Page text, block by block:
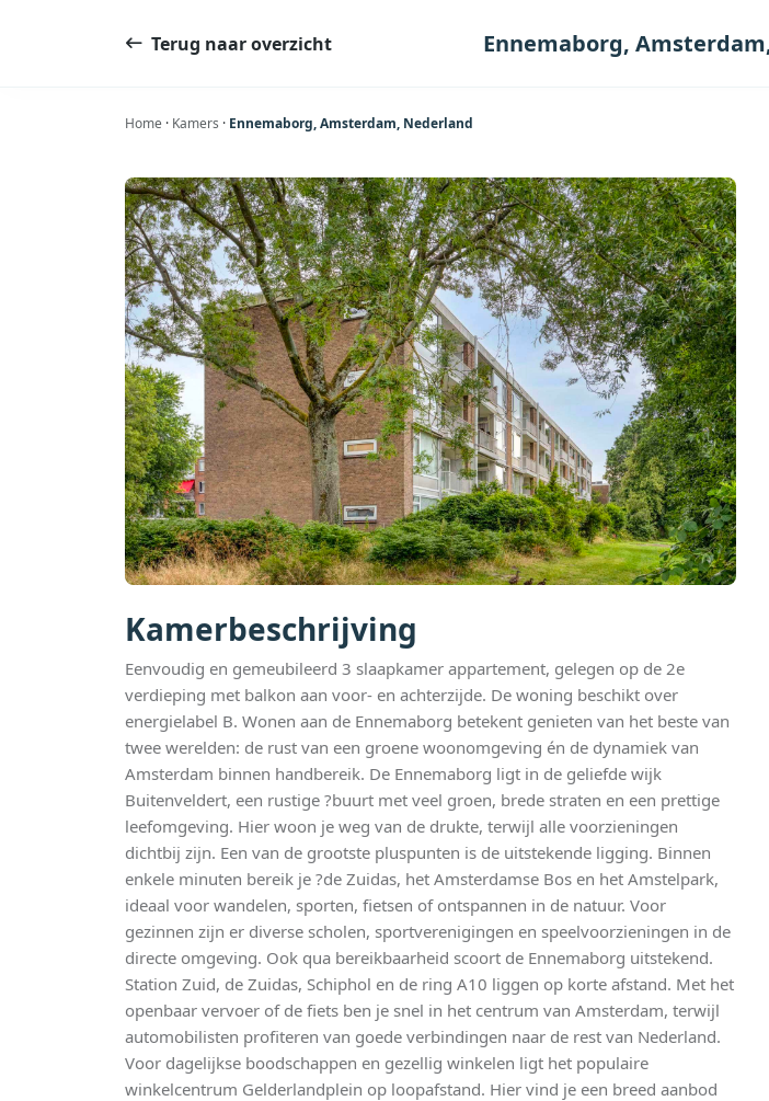
Terug naar overzicht Ennemaborg,
Home · Kamers · Ennemaborg, Amsterdam, Nederland
Kamerbeschrijving
Eenvoudig en gemeubileerd 3 slaapkamer appartement, gelegen op de 2e
verdieping met balkon aan voor- en achterzijde. De woning beschikt over
energielabel B. Wonen aan de Ennemaborg betekent genieten van het beste van
twee werelden: de rust van een groene woonomgeving én de dynamiek van
Amsterdam binnen handbereik. De Ennemaborg ligt in de geliefde wijk
Buitenveldert, een rustige ?buurt met veel groen, brede straten en een prettige
leefomgeving. Hier woon je weg van de drukte, terwijl alle voorzieningen
dichtbij zijn. Een van de grootste pluspunten is de uitstekende ligging. Binnen
enkele minuten bereik je ?de Zuidas, het Amsterdamse Bos en het Amstelpark,
ideaal voor wandelen, sporten, fietsen of ontspannen in de natuur. Voor
gezinnen zijn er diverse scholen, sportverenigingen en speelvoorzieningen in de
directe omgeving. Ook qua bereikbaarheid scoort de Ennemaborg uitstekend.
Station Zuid, de Zuidas, Schiphol en de ring A10 liggen op korte afstand. Met het
openbaar vervoer of de fiets ben je snel in het centrum van Amsterdam, terwijl
automobilisten profiteren van goede verbindingen naar de rest van Nederland.
Voor dagelijkse boodschappen en gezellig winkelen ligt het populaire
winkelcentrum Gelderlandplein op loopafstand. Hier vind je een breed aanbod